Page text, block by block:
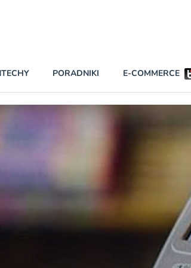
BEZPIECZEŃSTWO
PORADNIKI E-COMMERCE